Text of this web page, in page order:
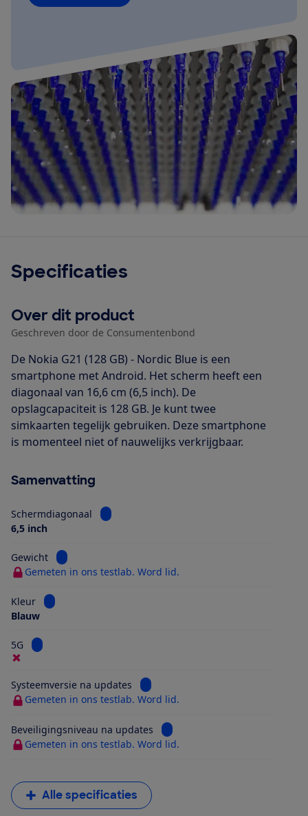
Specificaties
Over dit product
Geschreven door de Consumentenbond
De Nokia G21 (128 GB) - Nordic Blue is een
smartphone met Android. Het scherm heeft een
diagonaal van 16,6 cm (6,5 inch). De
opslagcapaciteit is 128 GB. Je kunt twee
simkaarten tegelijk gebruiken. Deze smartphone
is momenteel niet of nauwelijks verkrijgbaar.
Samenvatting
Schermdiagonaal
Bekijk informatie voor Schermdiagonaal
6,5 inch
Gewicht
Bekijk informatie voor Gewicht
Gemeten in ons testlab. Word lid.
Kleur
Bekijk informatie voor Kleur
Blauw
5G Bekijk informatie voor 5G
Systeemversie na updates
Bekijk informatie voor
Gemeten in ons testlab. Word lid.
Beveiligingsniveau na updates
Bekijk informatie voor
Gemeten in ons testlab. Word lid.
Alle specificaties